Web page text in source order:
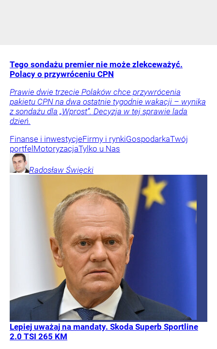
Tego sondażu premier nie może zlekceważyć.
Polacy o przywróceniu CPN
Prawie dwie trzecie Polaków chce przywrócenia
pakietu CPN na dwa ostatnie tygodnie wakacji – wynika
z sondażu dla „Wprost”. Decyzja w tej sprawie lada
dzień.
Finanse i inwestycjeFirmy i rynkiGospodarkaTwój
portfel MotoryzacjaTylko u Nas
Radosław Święcki
Lepiej uważaj na mandaty. Skoda Superb Sportline
2.0 TSI 265 KM